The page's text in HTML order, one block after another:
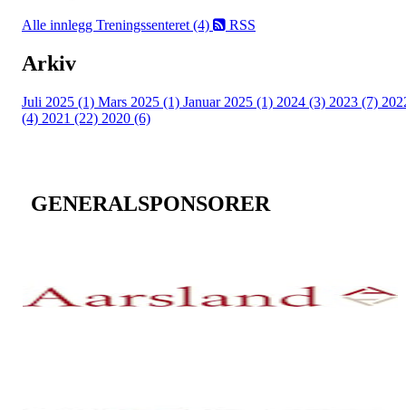
Alle innlegg Treningssenteret (4) RSS
Arkiv
Juli 2025 (1) Mars 2025 (1) Januar 2025 (1) 2024 (3) 2023 (7)
(4) 2021 (22) 2020 (6)
GENERALSPONSORER